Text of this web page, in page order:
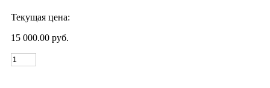
Текущая цена:
15 000.00 руб.